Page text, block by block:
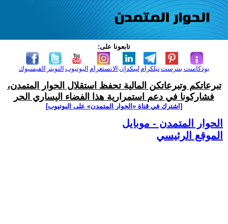
تابعونا على:
الفيسبوك التويتر اليوتيوب الانستغرام لينكدإن تيلكرامبنترست بودكاست
تبرعاتكم وتبرعاتكن المالية تحفظ استقلال الحوار المتمدن،
فشاركونا في دعم استمرارية هذا الفضاء اليساري الحر
[اشترك في قناة ‫«الحوار المتمدن» على اليوتيوب]
الحوار المتمدن - موبايل
الموقع الرئيسي